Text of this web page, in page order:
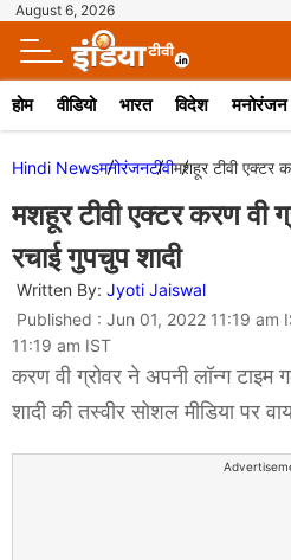
August 6, 2026
होम वीडियो भारत विदेश मनोरंजन
Hindi Newsमनोरंजनटीवीमशहूर टीवी एक्टर
मशहूर टीवी एक्टर करण वी
रचाई गुपचुप शादी
Written By: Jyoti Jaiswal
Published : Jun 01, 2022 11:19
11:19 am IST
करण वी ग्रोवर ने अपनी लॉन्ग टाइम
शादी की तस्वीर सोशल मीडिया पर